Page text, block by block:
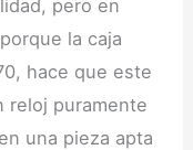
pero en
la caja
hace que este
reloj puramente
una pieza apta